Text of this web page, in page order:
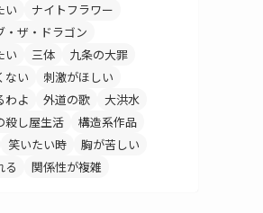
い
ナイトフラワー
・ザ・ドラゴン
い
三体
九条の大罪
ない
刺激がほしい
わよ
外道の歌
大洪水
殺し屋生活
構造系作品
笑いたい時
胸が苦しい
る
関係性が複雑